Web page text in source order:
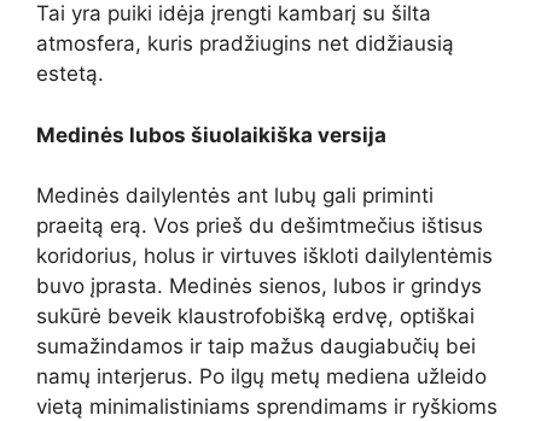
Tai yra puiki idėja įrengti kambarį su šilta
atmosfera, kuris pradžiugins net didžiausią
estetą.
Medinės lubos šiuolaikiška versija
Medinės dailylentės ant lubų gali priminti
praeitą erą. Vos prieš du dešimtmečius ištisus
koridorius, holus ir virtuves iškloti dailylentėmis
buvo įprasta. Medinės sienos, lubos ir grindys
sukūrė beveik klaustrofobišką erdvę, optiškai
sumažindamos ir taip mažus daugiabučių bei
namų interjerus. Po ilgų metų mediena užleido
vietą minimalistiniams sprendimams ir ryškioms